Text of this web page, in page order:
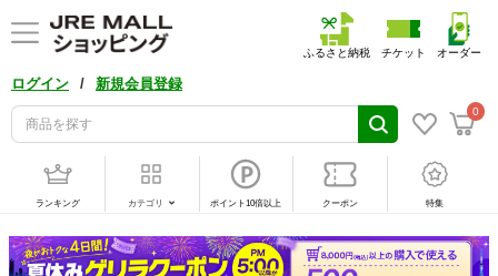
ログイン / 新規会員登録
0
ふるさと納税 チケット オーダー
ランキング カテゴリ ポイント10倍以上 クーポン 特集